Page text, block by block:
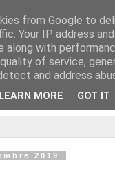
2019
from Google to
Your IP address
along with
of service,
and address
LEARN MORE GOT IT